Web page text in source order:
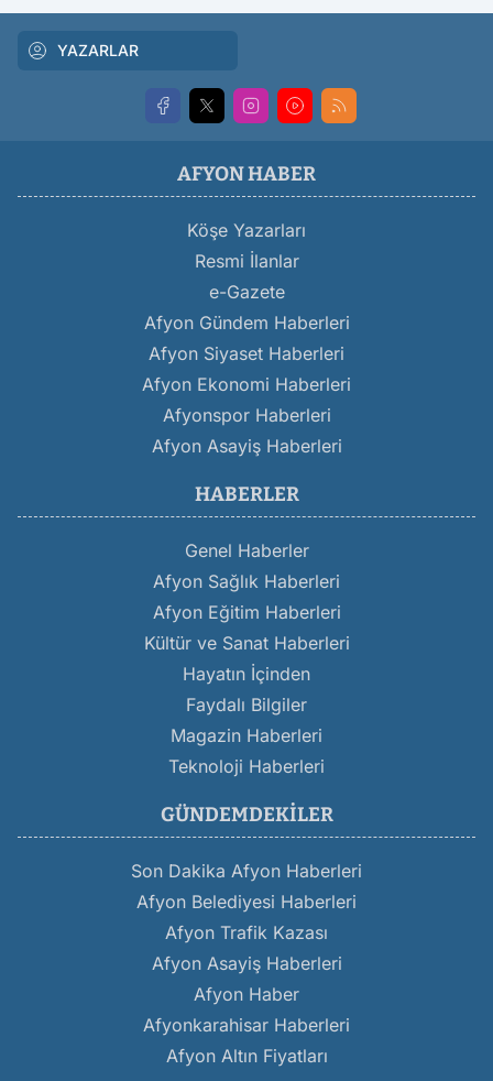
YAZARLAR
AFYON HABER
Köşe Yazarları
Resmi İlanlar
e-Gazete
Afyon Gündem Haberleri
Afyon Siyaset Haberleri
Afyon Ekonomi Haberleri
Afyonspor Haberleri
Afyon Asayiş Haberleri
HABERLER
Genel Haberler
Afyon Sağlık Haberleri
Afyon Eğitim Haberleri
Kültür ve Sanat Haberleri
Hayatın İçinden
Faydalı Bilgiler
Magazin Haberleri
Teknoloji Haberleri
GÜNDEMDEKILER
Son Dakika Afyon Haberleri
Afyon Belediyesi Haberleri
Afyon Trafik Kazası
Afyon Asayiş Haberleri
Afyon Haber
Afyonkarahisar Haberleri
Afyon Altın Fiyatları